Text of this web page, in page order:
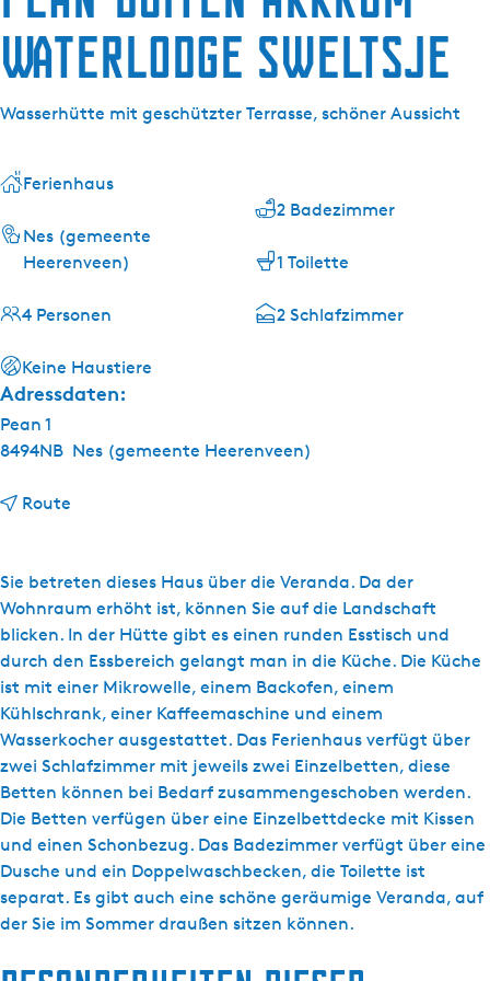
Waterlodge Sweltsje
Wasserhütte mit geschützter Terrasse, schöner Aussicht
Sie betreten dieses Haus über die Veranda. Da der
Wohnraum erhöht ist, können Sie auf die Landschaft
blicken. In der Hütte gibt es einen runden Esstisch und
durch den Essbereich gelangt man in die Küche. Die Küche
ist mit einer Mikrowelle, einem Backofen, einem
Kühlschrank, einer Kaffeemaschine und einem
Wasserkocher ausgestattet. Das Ferienhaus verfügt über
zwei Schlafzimmer mit jeweils zwei Einzelbetten, diese
Betten können bei Bedarf zusammengeschoben werden.
Die Betten verfügen über eine Einzelbettdecke mit Kissen
und einen Schonbezug. Das Badezimmer verfügt über eine
Dusche und ein Doppelwaschbecken, die Toilette ist
separat. Es gibt auch eine schöne geräumige Veranda, auf
der Sie im Sommer draußen sitzen können.
Ferienhaus
Nes (gemeente
Heerenveen)
4 Personen
Keine Haustiere
2 Badezimmer
1 Toilette
2 Schlafzimmer
Adressdaten:
Pean 1
8494NB Nes (gemeente Heerenveen)
Route
P
e
a
n
-
b
u
i
t
e
n
A
k
k
u